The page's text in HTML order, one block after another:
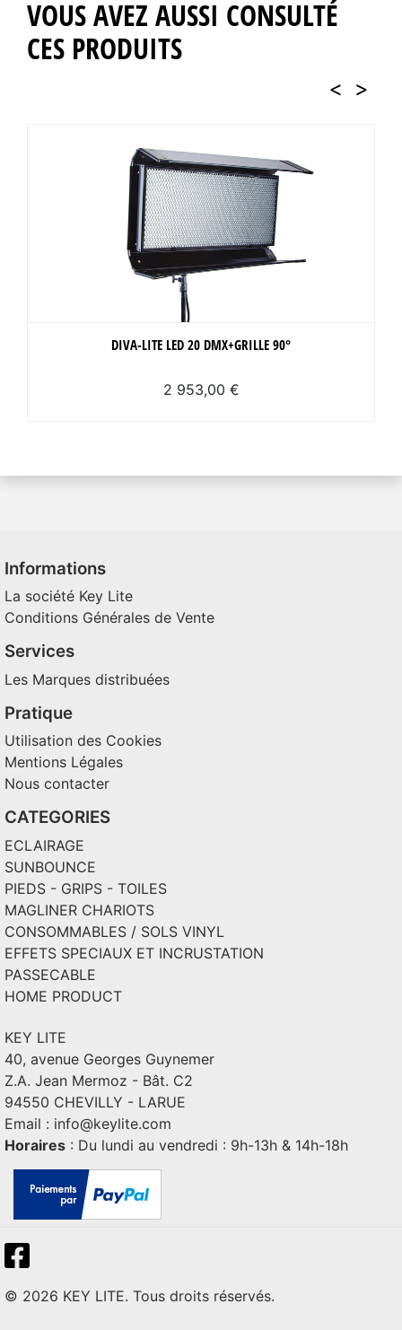
VOUS AVEZ AUSSI CONSULTÉ
CES PRODUITS
< >
DIVA-LITE LED 20 DMX+GRILLE 90°
2 953,00 €
Informations
La société Key Lite
Conditions Générales de Vente
Services
Les Marques distribuées
Pratique
Utilisation des Cookies
Mentions Légales
Nous contacter
CATEGORIES
ECLAIRAGE
SUNBOUNCE
PIEDS - GRIPS - TOILES
MAGLINER CHARIOTS
CONSOMMABLES / SOLS VINYL
EFFETS SPECIAUX ET INCRUSTATION
PASSECABLE
HOME PRODUCT
KEY LITE
40, avenue Georges Guynemer
Z.A. Jean Mermoz - Bât. C2
94550 CHEVILLY - LARUE
Email : info@keylite.com
Horaires : Du lundi au vendredi : 9h-13h & 14h-18h
© 2026 KEY LITE. Tous droits réservés.